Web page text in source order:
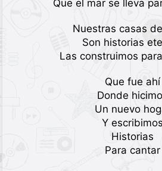
Que el mar se lleva
Nuestras casas
Son historias
Las construimos
Que fue ahí
Donde
Un nuevo
Y escribimos
Historias
Para cantar